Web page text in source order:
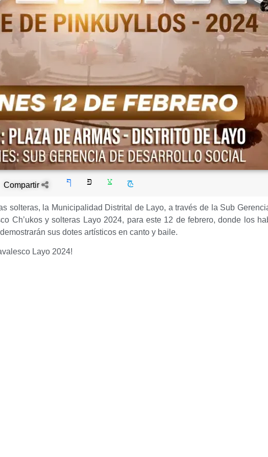
Compartir
solteras, la Municipalidad Distrital de Layo, a través de la Sub
Ch’ukos y solteras Layo 2024, para este 12 de febrero, donde los
sus dotes artísticos en canto y baile.
Layo 2024!